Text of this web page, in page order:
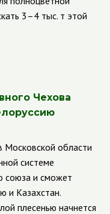
3–4 тыс. т этой
Чехова
Московской области
системе
союза и сможет
и Казахстан.
плесенью начнется